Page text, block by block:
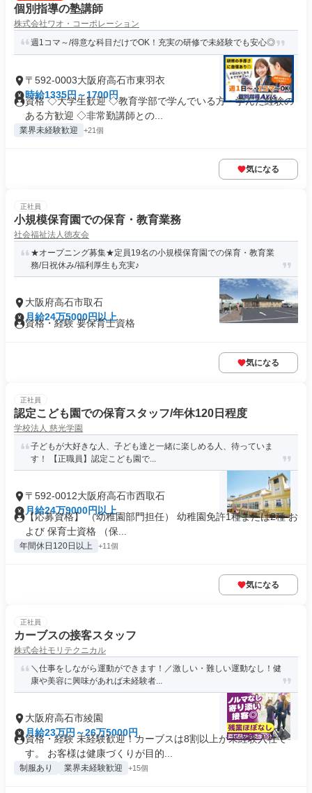
個別指導の塾講師
株式会社ワオ・コーポレーション
週1コマ～/得意な科目だけでOK！充実の研修で未経験でも安心◎
〒592-0003大阪府高石市東羽衣
時給1335円～1700円
資格 ◇大学生歓迎 ◇教育学部で学んでいる方・学んだ経験の
ある方歓迎 ◇非常勤講師との...
業界未経験歓迎 +21個
気になる
正社員
小規模保育園での保育・教育業務
社会福祉法人徳友会
★オープニング募集★定員19名の小規模保育園での保育・教育業
務/日祝休み/福利厚生も充実♪
大阪府高石市取石
月給24万5000円以上
資格・経験 要保育士資格
気になる
正社員
認定こども園での保育スタッフ/年休120日程度
学校法人 慈光学園
子どもが大好きな人、子ども達と一緒に楽しめる人、待っていま
す！ 【正職員】認定こども園で...
〒592-0012大阪府高石市西取石
月給24万9000円以上
【応募資格】 （幼稚園部門担任） 幼稚園免許1種または2種 お
よび 保育士資格 （保...
年間休日120日以上 +11個
気になる
正社員
カーブスの接客スタッフ
株式会社モリテクニカル
＼仕事をしながら運動ができます！／激しい・難しい運動なし！健
康や美容に興味があれば未経験者...
大阪府高石市綾園
月給23万円～26万5000円
資格・経験 未経験歓迎！カーブスは8割以上が未経験入社で
す。 お客様は健康づくりが目的...
制服あり 業界未経験歓迎 +15個